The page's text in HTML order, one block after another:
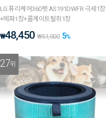
LG 퓨리케어360펫 AS191DWFR 극세1장
+헤파1장+콜게이트탈취1장
₩48,450 ₩51,000 5%
27위